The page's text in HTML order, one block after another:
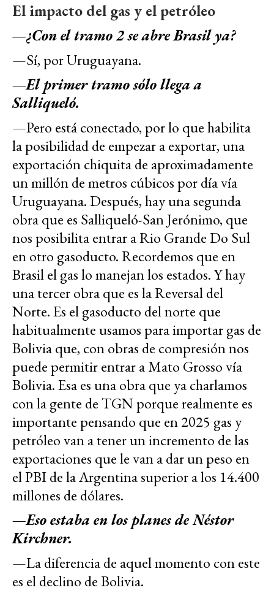
El impacto del gas y el petróleo
—¿Con el tramo 2 se abre Brasil ya?
—Sí, por Uruguayana.
—El primer tramo sólo llega a
Salliqueló.
—Pero está conectado, por lo que habilita
la posibilidad de empezar a exportar, una
exportación chiquita de aproximadamente
un millón de metros cúbicos por día vía
Uruguayana. Después, hay una segunda
obra que es Salliqueló-San Jerónimo, que
nos posibilita entrar a Rio Grande Do Sul
en otro gasoducto. Recordemos que en
Brasil el gas lo manejan los estados. Y hay
una tercer obra que es la Reversal del
Norte. Es el gasoducto del norte que
habitualmente usamos para importar gas de
Bolivia que, con obras de compresión nos
puede permitir entrar a Mato Grosso vía
Bolivia. Esa es una obra que ya charlamos
con la gente de TGN porque realmente es
importante pensando que en 2025 gas y
petróleo van a tener un incremento de las
exportaciones que le van a dar un peso en
el PBI de la Argentina superior a los 14.400
millones de dólares.
—Eso estaba en los planes de Néstor
Kirchner.
—La diferencia de aquel momento con este
es el declino de Bolivia.